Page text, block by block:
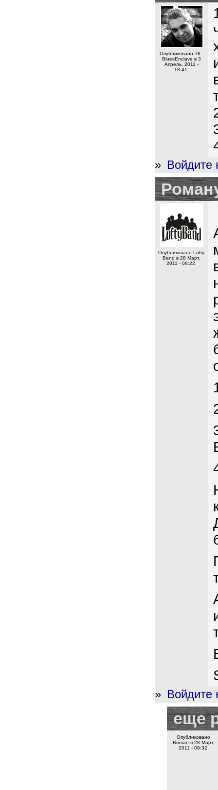
Опубликовано ТК -
BluesEnclave в 3
Апрель, 2011 -
18:41.
» Войдите
Опубликовано Lofty
Band в 28 Март,
2011 - 08:22.
» Войдите
еще
Опубликовано
Roman в 28 Март,
2011 - 09:32.